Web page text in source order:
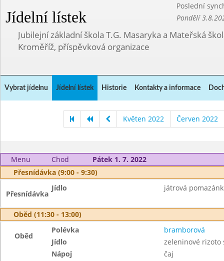
Jídelní lístek
Poslední
Pondělí
Jubilejní základní škola T.G. Masaryka a Mateřská
Kroměříž, příspěvková organizace
Vybrat jídelnu Jídelní lístek Historie Kontakty a informace
Květen 2022 Červen 2022
Menu Chod
Pátek 1. 7. 2022
Přesnídávka (9:00 - 9:30)
Přesnídávka
Jídlo játrová
Oběd (11:30 - 13:00)
Oběd
Polévka
bramborová
Jídlo
zeleninové rizoto
Nápoj
čaj